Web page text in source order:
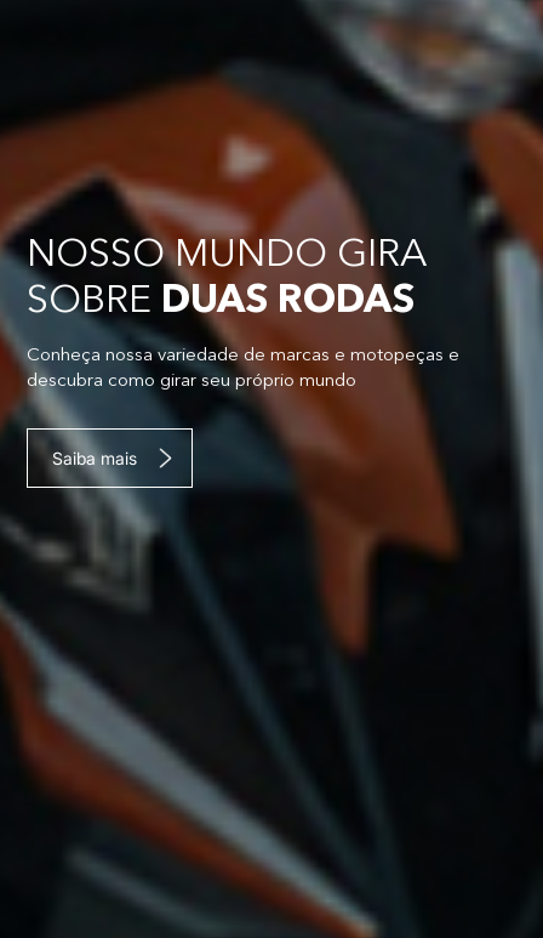
NOSSO MUNDO GIRA
SOBRE DUAS RODAS
Conheça nossa variedade de marcas e motopeças e
descubra como girar seu próprio mundo
Saiba mais